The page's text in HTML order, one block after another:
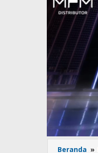
Beranda »